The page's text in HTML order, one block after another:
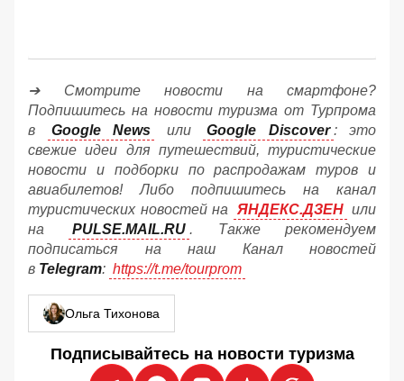
➔ Смотрите новости на смартфоне?
Подпишитесь на новости туризма от Турпрома
в
Google News или Google Discover : это
свежие идеи для путешествий, туристические
новости и подборки по распродажам туров и
авиабилетов! Либо подпишитесь на канал
туристических новостей на
ЯНДЕКС.ДЗЕН или
на
PULSE.MAIL.RU . Также рекомендуем
подписаться на наш Канал новостей
в Telegram: https://t.me/tourprom
Ольга Тихонова
Подписывайтесь на новости туризма